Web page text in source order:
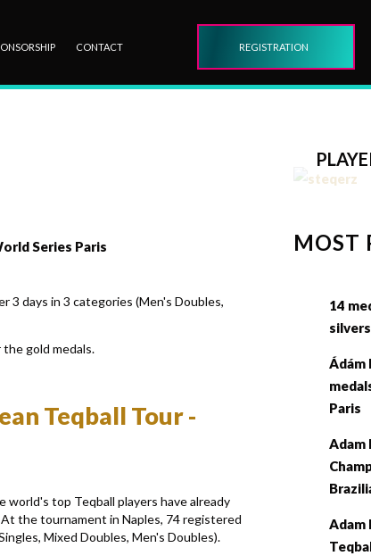
CONTACT REGISTRATION
Series Paris
3 days in 3 categories (Men's Doubles,
gold medals.
Teqball Tour -
world's top Teqball players have already
the tournament in Naples, 74 registered
Mixed Doubles, Men's Doubles).
MOST
14
Ádám
Paris
Adam
Adam